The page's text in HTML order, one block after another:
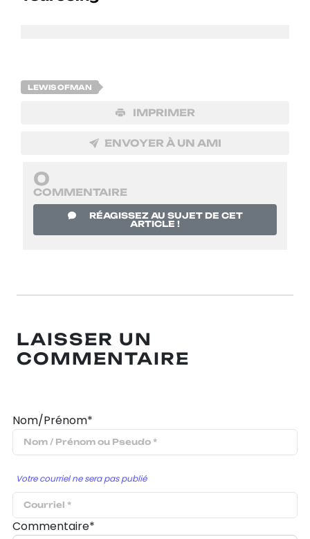
LEWIS OFMAN
IMPRIMER
ENVOYER À UN AMI
0
COMMENTAIRE
RÉAGISSEZ AU SUJET DE CET
ARTICLE !
LAISSER UN
COMMENTAIRE
Nom/Prénom*
Votre courriel ne sera pas publié
Commentaire*